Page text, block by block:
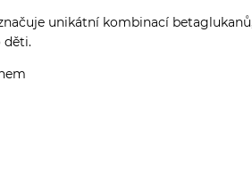
unikátní kombinací
děti.